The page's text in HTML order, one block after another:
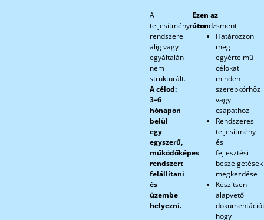
A
teljesítménymenedzsment
rendszere
alig vagy
egyáltalán
nem
strukturált.
A célod:
3–6
hónapon
belül
egy
egyszerű,
működőképes
rendszert
felállítani
és
üzembe
helyezni.
Ezen az
úton:
Határozzon
meg
egyértelmű
célokat
minden
szerepkörhöz
vagy
csapathoz
Rendszeres
teljesítmény-
és
fejlesztési
beszélgetések
megkezdése
Készítsen
alapvető
hogy